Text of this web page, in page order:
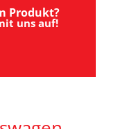
Produkt?
uns auf!